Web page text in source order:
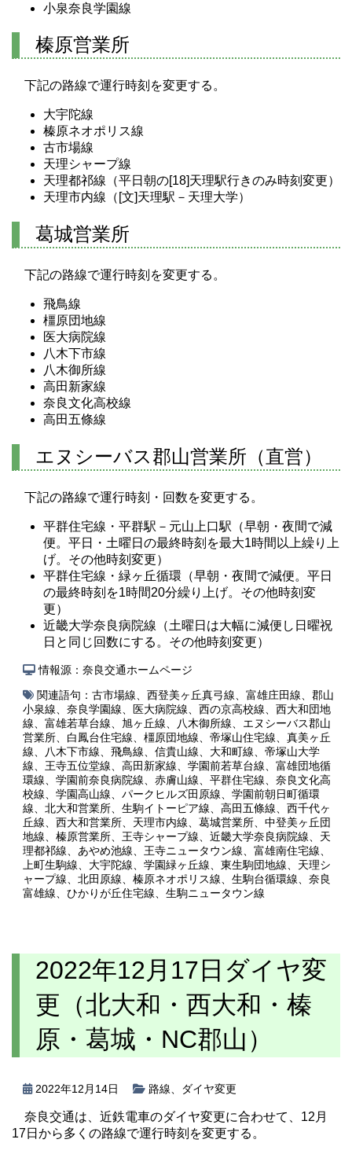
小泉奈良学園線
榛原営業所
下記の路線で運行時刻を変更する。
大宇陀線
榛原ネオポリス線
古市場線
天理シャープ線
天理都祁線（平日朝の[18]天理駅行きのみ時刻変更）
天理市内線（[文]天理駅－天理大学）
葛城営業所
下記の路線で運行時刻を変更する。
飛鳥線
橿原団地線
医大病院線
八木下市線
八木御所線
高田新家線
奈良文化高校線
高田五條線
エヌシーバス郡山営業所（直営）
下記の路線で運行時刻・回数を変更する。
平群住宅線・平群駅－元山上口駅（早朝・夜間で減
便。平日・土曜日の最終時刻を最大1時間以上繰り上
げ。その他時刻変更）
平群住宅線・緑ヶ丘循環（早朝・夜間で減便。平日
の最終時刻を1時間20分繰り上げ。その他時刻変
更）
近畿大学奈良病院線（土曜日は大幅に減便し日曜祝
日と同じ回数にする。その他時刻変更）
情報源：奈良交通ホームページ
関連語句： 古市場線、 西登美ヶ丘真弓線、 富雄庄田線、 郡山
小泉線、 奈良学園線、 医大病院線、 西の京高校線、 西大和団地
線、 富雄若草台線、 旭ヶ丘線、 八木御所線、 エヌシーバス郡山
営業所、 白鳳台住宅線、 橿原団地線、 帝塚山住宅線、 真美ヶ丘
線、 八木下市線、 飛鳥線、 信貴山線、 大和町線、 帝塚山大学
線、 王寺五位堂線、 高田新家線、 学園前若草台線、 富雄団地循
環線、 学園前奈良病院線、 赤膚山線、 平群住宅線、 奈良文化高
校線、 学園高山線、 パークヒルズ田原線、 学園前朝日町循環
線、 北大和営業所、 生駒イトーピア線、 高田五條線、 西千代ヶ
丘線、 西大和営業所、 天理市内線、 葛城営業所、 中登美ヶ丘団
地線、 榛原営業所、 王寺シャープ線、 近畿大学奈良病院線、 天
理都祁線、 あやめ池線、 王寺ニュータウン線、 富雄南住宅線、
上町生駒線、 大宇陀線、 学園緑ヶ丘線、 東生駒団地線、 天理シ
ャープ線、 北田原線、 榛原ネオポリス線、 生駒台循環線、 奈良
富雄線、 ひかりが丘住宅線、 生駒ニュータウン線
2022年12月17日ダイヤ変
更（北大和・西大和・榛
原・葛城・NC郡山）
2022年12月14日 路線 ダイヤ変更
奈良交通は、近鉄電車のダイヤ変更に合わせて、12月
17日から多くの路線で運行時刻を変更する。